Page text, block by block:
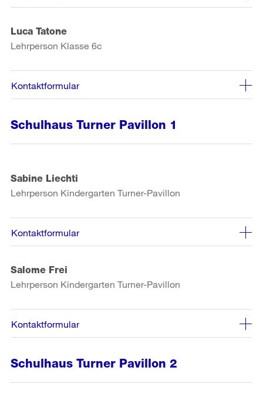
Luca Tatone
Lehrperson Klasse 6c
Kontaktformular
Schulhaus Turner Pavillon 1
Sabine Liechti
Lehrperson Kindergarten Turner-Pavillon
Kontaktformular
Salome Frei
Lehrperson Kindergarten Turner-Pavillon
Kontaktformular
Schulhaus Turner Pavillon 2